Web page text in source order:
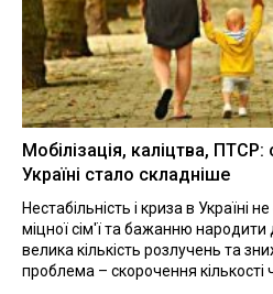
Мобілізація, каліцтва, ПТСР:
Україні стало складніше
Нестабільність і криза в Україні
міцної сім'ї та бажанню народити
велика кількість розлучень та
проблема – скорочення кількості